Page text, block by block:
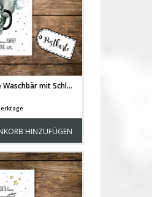
A6 Postkarte Waschbär mit Schlafmütze Kaffeetasse und Spruch Kaffee? Am liebsten mit dir pk10
HINZUFÜGEN